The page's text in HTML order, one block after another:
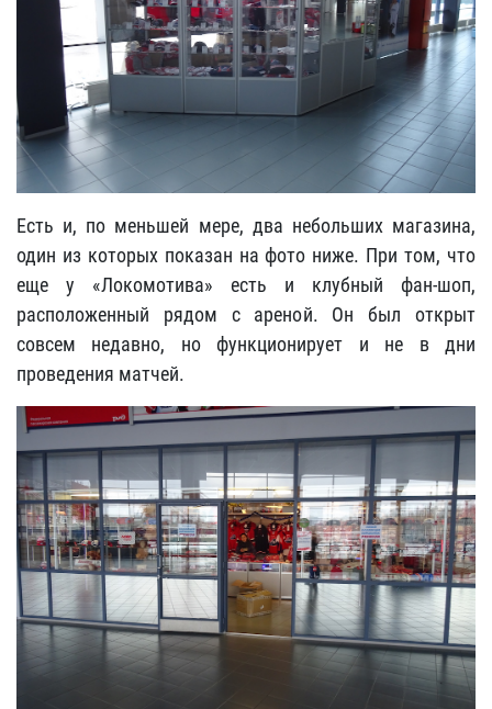
Есть и, по меньшей мере, два небольших магазина,
один из которых показан на фото ниже. При том, что
еще у «Локомотива» есть и клубный фан-шоп,
расположенный рядом с ареной. Он был открыт
совсем недавно, но функционирует и не в дни
проведения матчей.